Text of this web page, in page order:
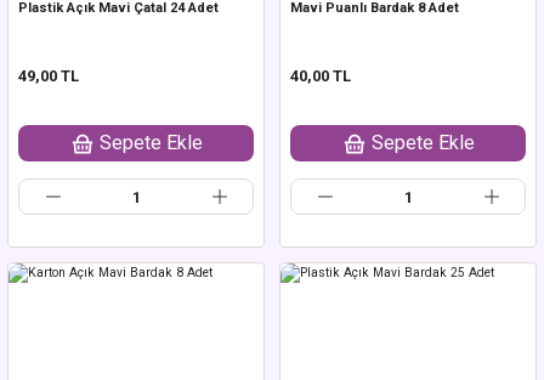
Plastik Açık Mavi Çatal 24 Adet
49,00 TL
Sepete Ekle
Mavi Puanlı Bardak 8 Adet
40,00 TL
Sepete Ekle